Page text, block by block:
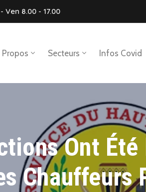
8.00 - 17.00
Propos Secteurs Infos Covid
Ont
Chauffeurs